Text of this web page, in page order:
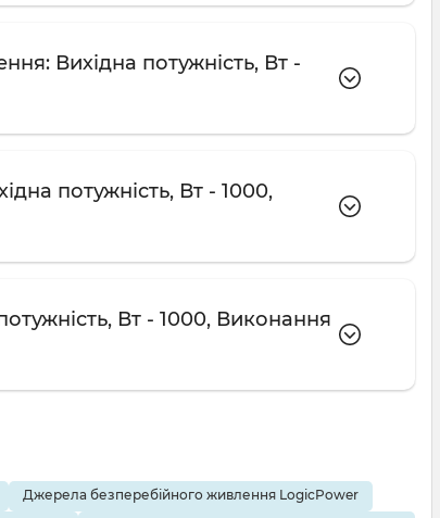
Вихідна потужність, Вт -
потужність, Вт - 1000,
Вт - 1000, Виконання
Джерела безперебійного живлення LogicPower